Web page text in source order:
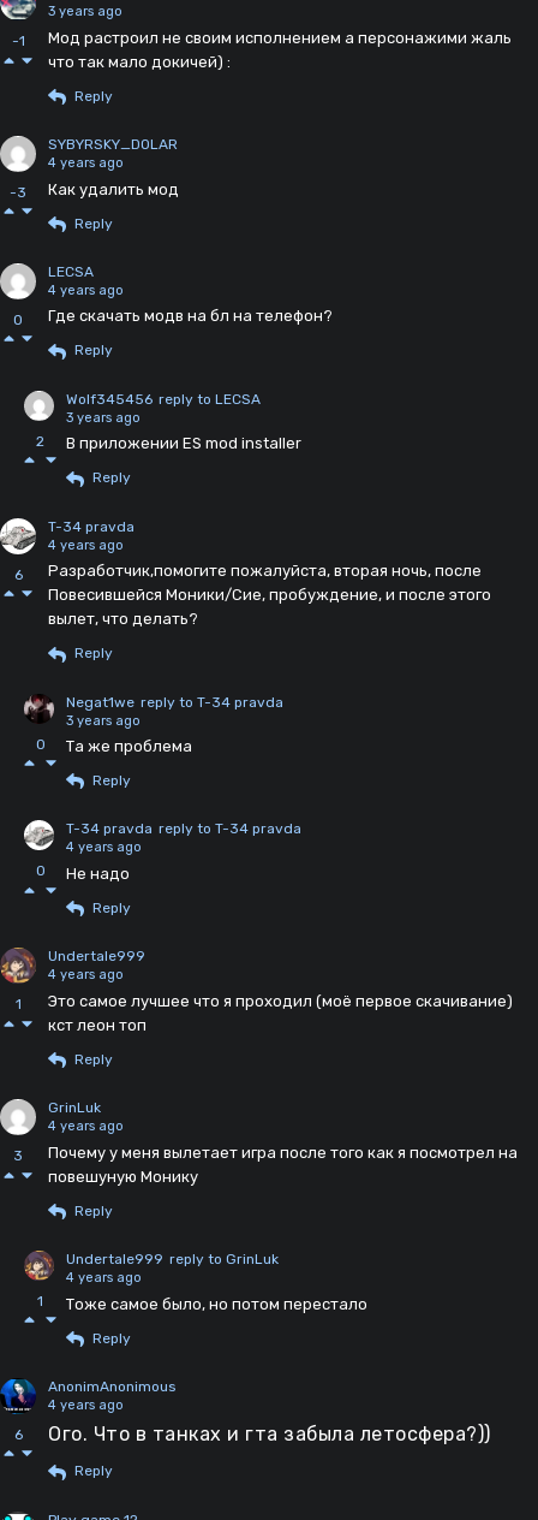
-1
3 years ago
Мод растроил не своим исполнением а персонажими жаль
что так мало докичей) :
Reply
-3
SYBYRSKY_DOLAR
4 years ago
Как удалить мод
Reply
0
LECSA
4 years ago
Где скачать модв на бл на телефон?
Reply
2
Wolf345456 reply to LECSA
3 years ago
В приложении ES mod installer
Reply
6
T-34 pravda
4 years ago
Разработчик,помогите пожалуйста, вторая ночь, после
Повесившейся Моники/Сие, пробуждение, и после этого
вылет, что делать?
Reply
0
Negat1we reply to T-34 pravda
3 years ago
Та же проблема
Reply
0
T-34 pravda reply to T-34 pravda
4 years ago
Не надо
Reply
1
Undertale999
4 years ago
Это самое лучшее что я проходил (моё первое скачивание)
кст леон топ
Reply
3
GrinLuk
4 years ago
Почему у меня вылетает игра после того как я посмотрел на
повешуную Монику
Reply
1
Undertale999 reply to GrinLuk
4 years ago
Тоже самое было, но потом перестало
Reply
6
AnonimAnonimous
4 years ago
Ого. Что в танках и гта забыла летосфера?))
Reply